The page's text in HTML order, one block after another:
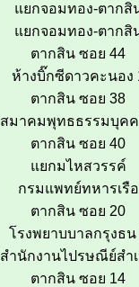
แยกจอมทอง-ตากสิ
แยกจอมทอง-ตากสิ
ตากสิน ซอย 44
ห้างบิ๊กซีดาวคะนอง
ตากสิน ซอย 38
สมาคมพุทธธรรมบุค
ตากสิน ซอย 40
แยกมไหสวรรค์
กรมแพทย์ทหารเรือ
ตากสิน ซอย 20
โรงพยาบบาลกรุงธน
สำนักงานไปรษณีย์สำ
ตากสิน ซอย 14